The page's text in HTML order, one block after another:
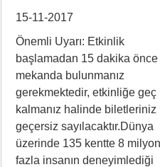
15-11-2017
Önemli Uyarı: Etkinlik
başlamadan 15 dakika önce
mekanda bulunmanız
gerekmektedir, etkinliğe geç
kalmanız halinde biletleriniz
geçersiz sayılacaktır.Dünya
üzerinde 135 kentte 8
fazla insanın deneyimlediği